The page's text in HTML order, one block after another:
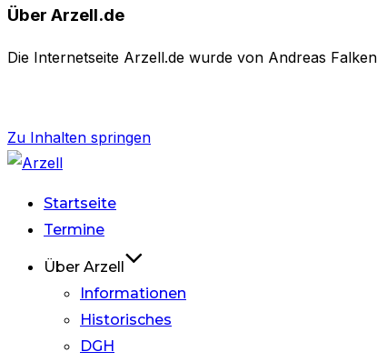
Über Arzell.de
Die Internetseite Arzell.de wurde von Andreas
Zu Inhalten springen
Startseite
Termine
Über Arzell
Informationen
Historisches
DGH